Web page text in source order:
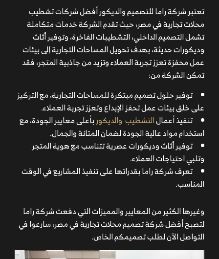
تعتبر شركة راما للتصميم والديكور أفضل شركات تشطيب
محلات تجارية في مصر، حيث تقدم الشركة خدمات متكاملة
تشمل التصميم الداخلي، التشطيبات الفاخرة، وتوفير أثاث
وديكورات حديثة، بهدف تحويل المساحات التجارية إلى بيئات
عمل محفزة تعزز تجربة العملاء وتزيد من جاذبية المتجر، فقد
تمكن الشركة من:
توفير حلول تصميم مبتكرة للمساحات التجارية، مع التركيز
على خلق بيئات عمل تحفز الإبداع وتعزز تجربة العملاء.
تنفيذ أعمالالتشطيب والديكوربأعلى معايير الجودة، مع
استخدام مواد عالية الجودة لضمان المتانة والجمال.​
توفير أثاث وديكورات عصرية تتناسب مع هوية المتجر
وتلبي احتياجات العملاء.​
تعرف شركة راما بقدراتها على تنفيذ المشاريع في الوقت
المناسب.
وغيرها الكثير من المعايير والمميزات التي دفعت شركة راما
لتصبح أفضل شركة تصميم محلات تجارية في مصر، سارعوا في
التواصل الآن لطلب تصميمكم الخاص.